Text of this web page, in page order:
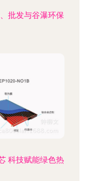
批发与谷瀑环保
科技赋能绿色热